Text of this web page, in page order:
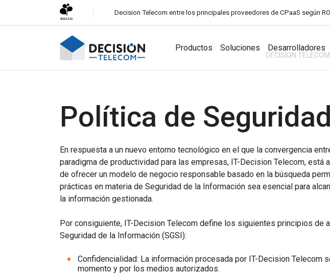
Decision Telecom entre los principales proveedores de CPaaS según
Productos
Canales
SMS
El servicio de mensajería global másconfiable para
todoslosnegocios.
Mensajería empresarial de Viber
Involucra a losclientes con mensajes multimedia en
Mensajería empresarial de WhatsApp
Mejora la interacción con losclientes a través de
RCS Messaging
Productos
Messaging
Potente
mensajeríaempresarial.
Business Chat
la comunicación
Soluciones
Soluciones
mensajeríaempresarial bajo tupropiamarca.
SMS Firewall
Protege tu red contra tráfico SMS fraudulento y no
autorizado.
para Socios
Aumentatutráfico de
conexionesdirectas
VoIP
Llamadas de voz de
confiable.
Desarrolladores
API
SDKs
DECISION TELECOM
Política de Seguridad
En respuesta a un nuevo entorno tecnológico en el que la convergencia
paradigma de productividad para las empresas, IT-Decision Telecom,
de ofrecer un modelo de negocio responsable basado en la búsqueda
prácticas en materia de Seguridad de la Información sea esencial para
la información gestionada.
Por consiguiente, IT-Decision Telecom define los siguientes principios de
Seguridad de la Información (SGSI):
Confidencialidad: La información procesada por IT-Decision
momento y por los medios autorizados.